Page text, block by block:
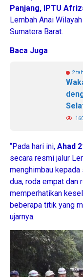
Panjang, IPTU
Lembah Anai
Sumatera Barat.
Baca Juga
2
“Pada hari ini, Ahad
secara resmi jalur
menghimbau kepada
dua, roda empat dan
memperhatikan
beberapa titik yang
ujarnya.